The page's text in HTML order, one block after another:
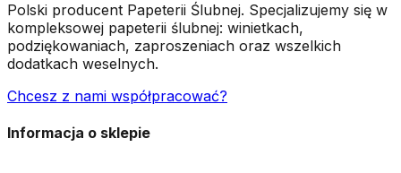
Polski producent Papeterii Ślubnej. Specjalizujemy się w
kompleksowej papeterii ślubnej: winietkach,
podziękowaniach, zaproszeniach oraz wszelkich
dodatkach weselnych.
Chcesz z nami współpracować?
Informacja o sklepie